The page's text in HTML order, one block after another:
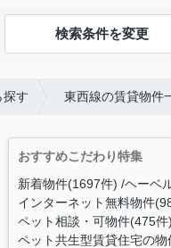
検索条件を変更
探す 東西線の賃貸物件
おすすめこだわり特集
新着物件(1697件) ヘーベ
インターネット無料物件
ペット相談・可物件(475件)
ペット共生型賃貸住宅の物